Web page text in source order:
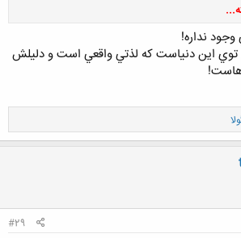
نداره!
توي اين دنياست که لذتي واقعي است و دليلش
#29